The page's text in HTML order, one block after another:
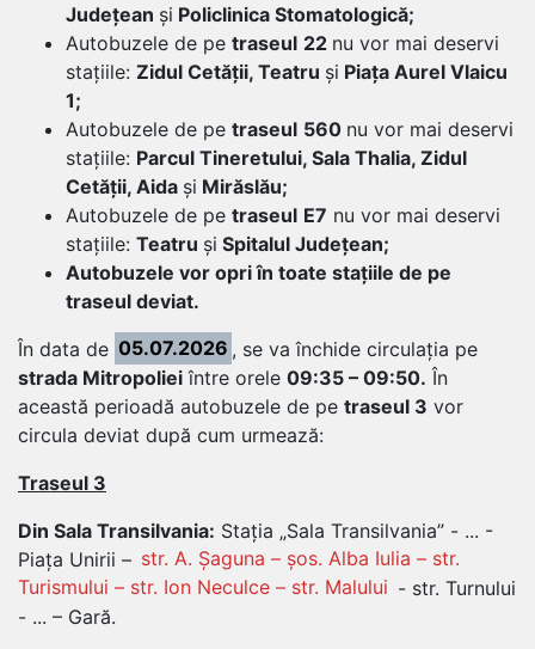
Județean și Policlinica Stomatologică;
Autobuzele de pe traseul 22 nu vor mai deservi
stațiile: Zidul Cetății, Teatru și Piața Aurel Vlaicu
1;
Autobuzele de pe traseul 560 nu vor mai deservi
stațiile: Parcul Tineretului, Sala Thalia, Zidul
Cetății, Aida și Mirăslău;
Autobuzele de pe traseul E7 nu vor mai deservi
stațiile: Teatru și Spitalul Județean;
Autobuzele vor opri în toate stațiile de pe
traseul deviat.
În data de 05.07.2026 , se va închide circulația pe
strada Mitropoliei între orele 09:35 – 09:50. În
această perioadă autobuzele de pe traseul 3 vor
circula deviat după cum urmează:
Traseul 3
Din Sala Transilvania: Stația „Sala Transilvania” - ... -
Piața Unirii – str. A. Șaguna – șos. Alba Iulia – str.
Turismului – str. Ion Neculce – str. Malului - str. Turnului
- ... – Gară.